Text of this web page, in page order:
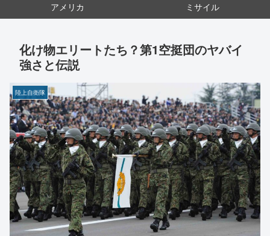
アメリカ
ミサイル
化け物エリートたち？第1空挺団のヤバイ
強さと伝説
陸上自衛隊